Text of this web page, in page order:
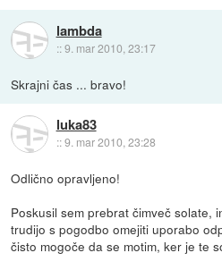
lambda
::9. mar 2010, 23:17
Skrajni čas ... bravo!
luka83
::9. mar 2010, 23:28
Odlično opravljeno!
Poskusil sem prebrat čimveč solate,
trudijo s pogodbo omejiti uporabo
čisto mogoče da se motim, ker je te